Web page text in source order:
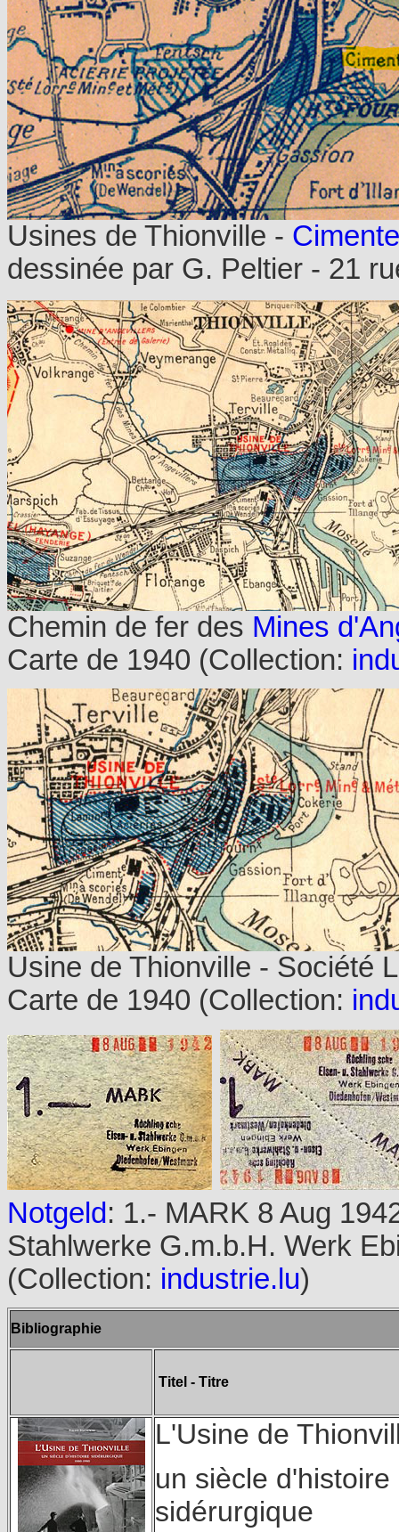
Usines de Thionville -
dessinée par G. Peltier - 21
Chemin de fer des Mines
Carte de 1940 (Collection:
Usine de Thionville - Société
Carte de 1940 (Collection:
Notgeld: 1.- MARK 8 Aug
Stahlwerke G.m.b.H. Werk
(Collection: industrie.lu)
Bibliographie
Titel - Titre
L'Usine de
un siècle d'histoire
sidérurgique